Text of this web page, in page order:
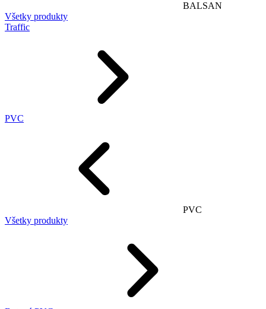
BALSAN
Všetky produkty
Traffic
PVC
PVC
Všetky produkty